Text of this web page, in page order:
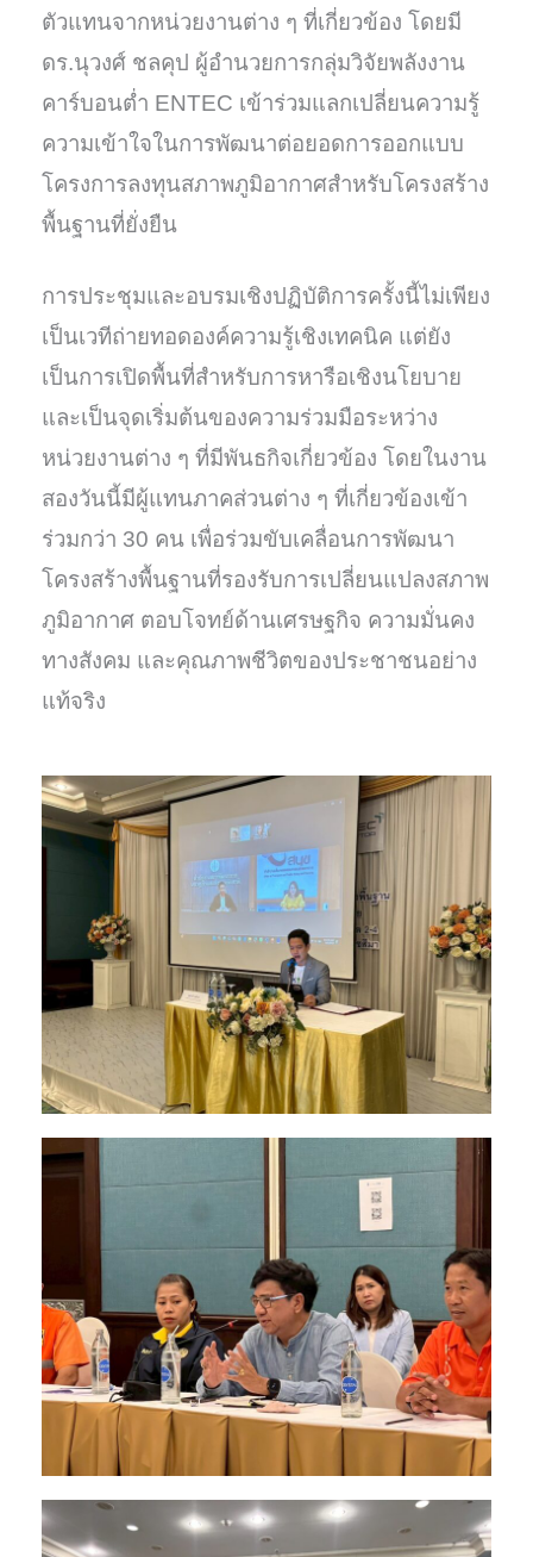
ตัวแทนจากหน่วยงานต่าง ๆ ที่เกี่ยวข้อง โดยมี
ดร.นุวงศ์ ชลคุป ผู้อำนวยการกลุ่มวิจัยพลังงาน
คาร์บอนต่ำ ENTEC เข้าร่วมแลกเปลี่ยนความรู้
ความเข้าใจในการพัฒนาต่อยอดการออกแบบ
โครงการลงทุนสภาพภูมิอากาศสำหรับโครงสร้าง
พื้นฐานที่ยั่งยืน
การประชุมและอบรมเชิงปฏิบัติการครั้งนี้ไม่เพียง
เป็นเวทีถ่ายทอดองค์ความรู้เชิงเทคนิค แต่ยัง
เป็นการเปิดพื้นที่สำหรับการหารือเชิงนโยบาย
และเป็นจุดเริ่มต้นของความร่วมมือระหว่าง
หน่วยงานต่าง ๆ ที่มีพันธกิจเกี่ยวข้อง โดยในงาน
สองวันนี้มีผู้แทนภาคส่วนต่าง ๆ ที่เกี่ยวข้องเข้า
ร่วมกว่า 30 คน เพื่อร่วมขับเคลื่อนการพัฒนา
โครงสร้างพื้นฐานที่รองรับการเปลี่ยนแปลงสภาพ
ภูมิอากาศ ตอบโจทย์ด้านเศรษฐกิจ ความมั่นคง
ทางสังคม และคุณภาพชีวิตของประชาชนอย่าง
แท้จริง